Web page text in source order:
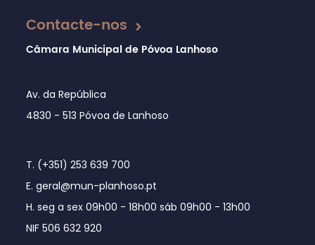
Contacte-nos
Câmara Municipal de Póvoa Lanhoso
Av. da República
4830 - 513 Póvoa de Lanhoso
T. (+351) 253 639 700
E. geral@mun-planhoso.pt
H. seg a sex 09h00 - 18h00 sáb 09h00 - 13h00
NIF 506 632 920